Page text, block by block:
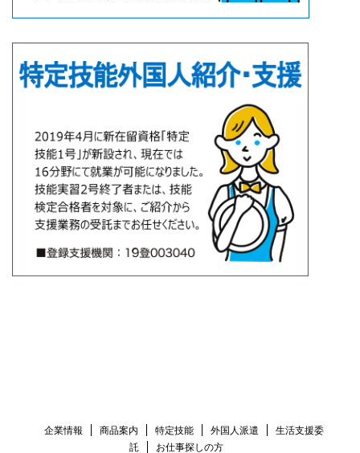
企業情報 商品案内 特定技能 外国人派遣
生活支援委
託
お仕事探しの方